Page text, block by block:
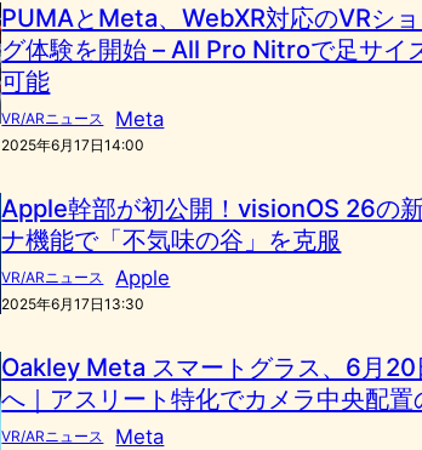
PUMAとMeta、WebXR対応のVRシ
グ体験を開始 – All Pro Nitroで足サイ
可能
VR/ARニュース Meta
2025年6月17日14:00
Apple幹部が初公開！visionOS 26の
ナ機能で「不気味の谷」を克服
VR/ARニュース Apple
2025年6月17日13:30
Oakley Meta スマートグラス、6月20
へ｜アスリート特化でカメラ中央配置
VR/ARニュース Meta